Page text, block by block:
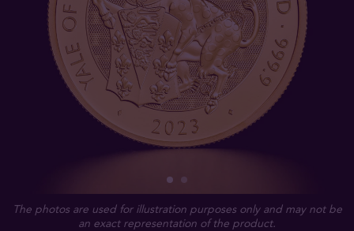
The photos are used for illustration purposes only and may not be
an exact representation of the product.